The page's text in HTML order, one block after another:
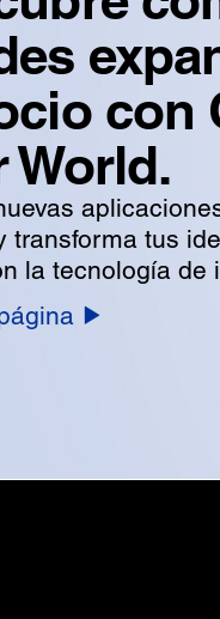
con
World.
transforma tus
la tecnología de